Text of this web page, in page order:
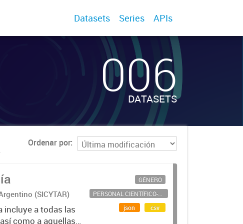
Datasets Series APIs
006
DATASETS
Ordenar por
(SICYTAR)
incluye a todas las
como a aquellas
GÉNERO
PERSONAL CIENTÍFICO-TECNOLÓGICO
json
csv